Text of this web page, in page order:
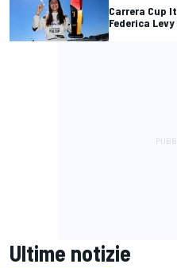
Carrera Cup
Federica
Ultime notizie